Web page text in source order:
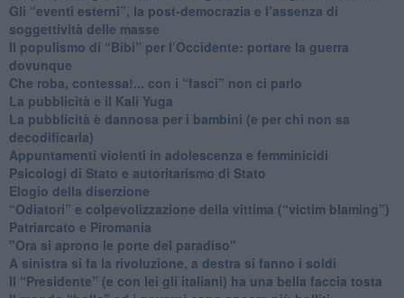
​Gli “eventi esterni”, la post-democrazia e l’assenza di
soggettività delle masse
​Il populismo di “Bibi” per l’Occidente: portare la guerra
dovunque
​Che roba, contessa!... con i “fasci” non ci parlo
La pubblicità e il Kali Yuga
​La pubblicità è dannosa per i bambini (e per chi non sa
decodificarla)
​Appuntamenti violenti in adolescenza e femminicidi
​Psicologi di Stato e autoritarismo di Stato
Elogio della diserzione
“Odiatori” e colpevolizzazione della vittima (“victim blaming”)
​Patriarcato e Piromania
"Ora si aprono le porte del paradiso"
​A sinistra si fa la rivoluzione, a destra si fanno i soldi
​Il “Presidente” (e con lei gli italiani) ha una bella faccia tosta